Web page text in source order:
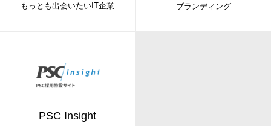
もっとも出会いたいIT企業
ブランディング
PSC Insight